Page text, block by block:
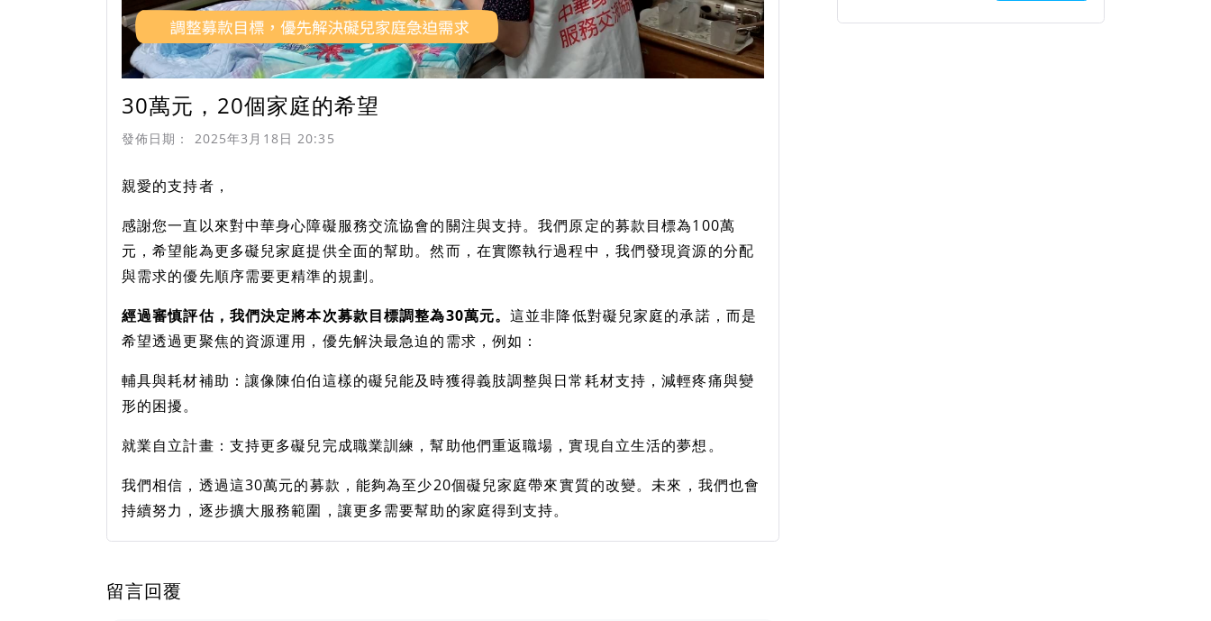
30萬元，20個家庭的希望
發佈日期： 2025年3月18日 20:35
親愛的支持者，
感謝您一直以來對中華身心障礙服務交流協會的關注與支持。我們原定的募款目標為100萬
元，希望能為更多礙兒家庭提供全面的幫助。然而，在實際執行過程中，我們發現資源的分配
與需求的優先順序需要更精準的規劃。
經過審慎評估，我們決定將本次募款目標調整為30萬元。這並非降低對礙兒家庭的承諾，而是
希望透過更聚焦的資源運用，優先解決最急迫的需求，例如：
輔具與耗材補助：讓像陳伯伯這樣的礙兒能及時獲得義肢調整與日常耗材支持，減輕疼痛與變
形的困擾。
就業自立計畫：支持更多礙兒完成職業訓練，幫助他們重返職場，實現自立生活的夢想。
我們相信，透過這30萬元的募款，能夠為至少20個礙兒家庭帶來實質的改變。未來，我們也會
持續努力，逐步擴大服務範圍，讓更多需要幫助的家庭得到支持。
留言回覆